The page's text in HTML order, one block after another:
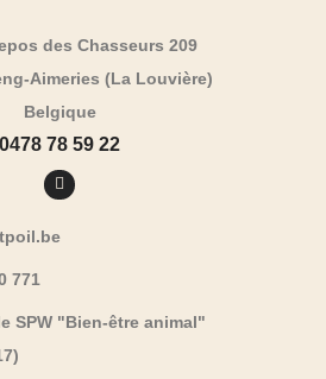
des Chasseurs 209
Aimeries (La Louvière)
Belgique
0478 78 59 22
771
SPW "Bien-être animal"